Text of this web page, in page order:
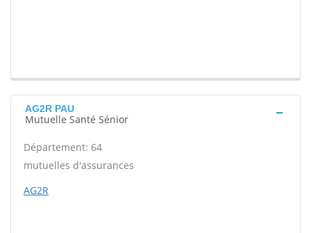
AG2R PAU
Mutuelle Santé Sénior
Département: 64
mutuelles d'assurances
AG2R